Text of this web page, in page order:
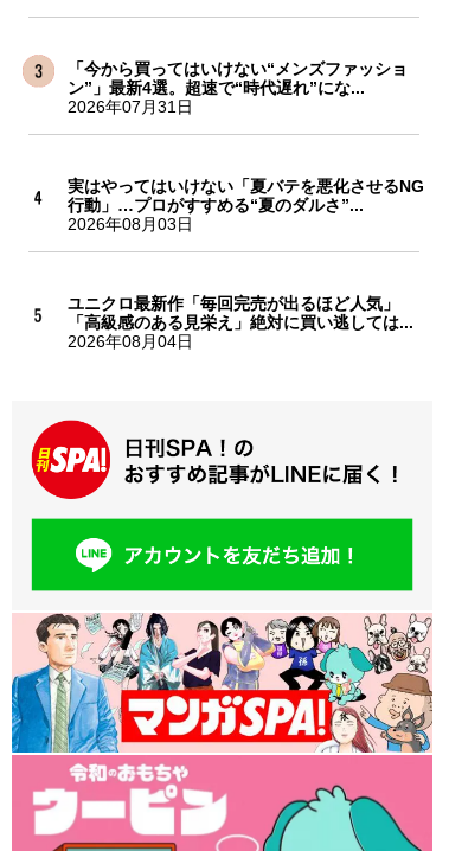
「今から買ってはいけない“メンズファッショ
ン”」最新4選。超速で“時代遅れ”にな...
2026年07月31日
実はやってはいけない「夏バテを悪化させるNG
行動」…プロがすすめる“夏のダルさ”...
2026年08月03日
ユニクロ最新作「毎回完売が出るほど人気」
「高級感のある見栄え」絶対に買い逃しては...
2026年08月04日